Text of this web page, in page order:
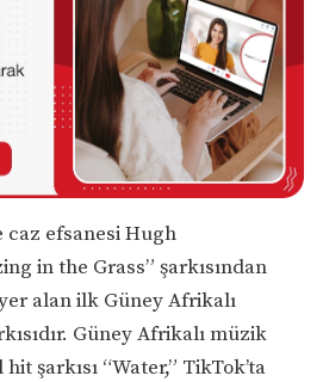
caz efsanesi Hugh
in the Grass” şarkısından
alan ilk Güney Afrikalı
Güney Afrikalı müzik
hit şarkısı “Water,” TikTok’ta